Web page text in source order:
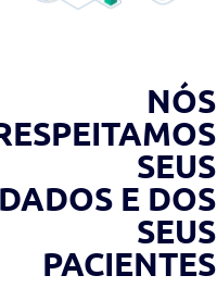
NÓS
SEUS
DADOS E DOS
SEUS
PACIENTES